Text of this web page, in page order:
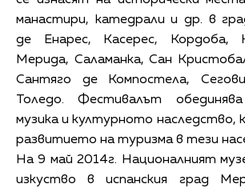
манастири, катедрали и др. в
де Енарес, Касерес, Кордоба,
Мерида, Саламанка, Сан
Сантяго де Компостела,
Толедо. Фестивалът обединява
музика и културното наследство,
развитието на туризма в тези
На 9 май 2014г. Националният
изкуство в испанския град